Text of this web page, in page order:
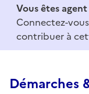
Vous êtes
Connectez-
contribuer à
Démarches